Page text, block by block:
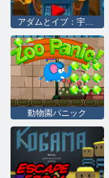
アダムとイブ：宇宙飛行士
動物園パニック